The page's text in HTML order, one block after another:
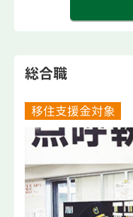
総合職
移住支援金対象